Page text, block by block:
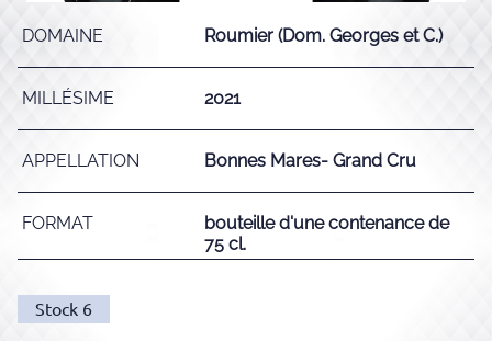
DOMAINE Roumier (Dom. Georges et C.)
MILLÉSIME 2021
APPELLATION Bonnes Mares- Grand Cru
FORMAT
bouteille d'une contenance de
75 cl.
Stock 6